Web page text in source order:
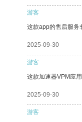
游客
这款app的售后服务
2025-09-30
游客
这款加速器VPM应
2025-09-30
游客